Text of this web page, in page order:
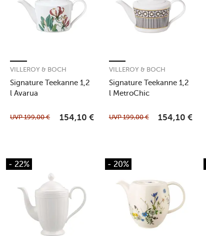
Signature Teekanne 1,2
l Avarua
VILLEROY & BOCH
UVP199,00 € 154,10 €
Signature Teekanne 1,2
l MetroChic
VILLEROY & BOCH
UVP199,00 € 154,10 €
- 22% - 20%